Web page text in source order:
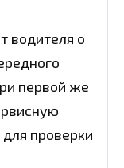
водителя о
первой же
проверки